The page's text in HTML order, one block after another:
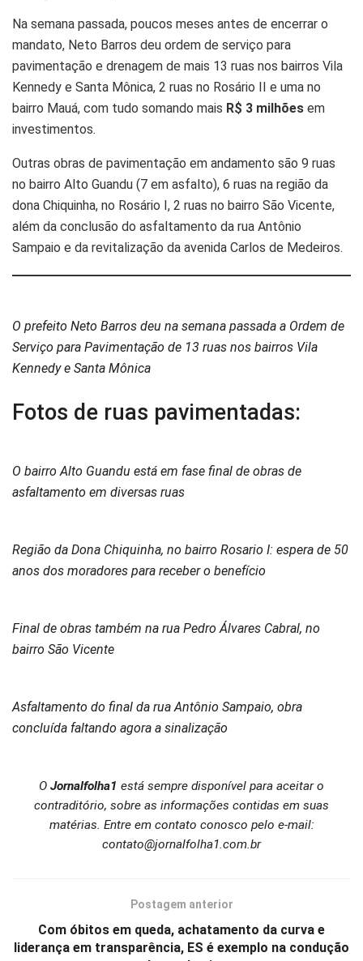
Na semana passada, poucos meses antes de encerrar o
mandato, Neto Barros deu ordem de serviço para
pavimentação e drenagem de mais 13 ruas nos bairros Vila
Kennedy e Santa Mônica, 2 ruas no Rosário II e uma no
bairro Mauá, com tudo somando mais R$ 3 milhões em
investimentos.
Outras obras de pavimentação em andamento são 9 ruas
no bairro Alto Guandu (7 em asfalto), 6 ruas na região da
dona Chiquinha, no Rosário I, 2 ruas no bairro São Vicente,
além da conclusão do asfaltamento da rua Antônio
Sampaio e da revitalização da avenida Carlos de Medeiros.
O prefeito Neto Barros deu na semana passada a Ordem de
Serviço para Pavimentação de 13 ruas nos bairros Vila
Kennedy e Santa Mônica
Fotos de ruas pavimentadas:
O bairro Alto Guandu está em fase final de obras de
asfaltamento em diversas ruas
Região da Dona Chiquinha, no bairro Rosario I: espera de 50
anos dos moradores para receber o benefício
Final de obras também na rua Pedro Álvares Cabral, no
bairro São Vicente
Asfaltamento do final da rua Antônio Sampaio, obra
concluída faltando agora a sinalização
O Jornalfolha1 está sempre disponível para aceitar o
contraditório, sobre as informações contidas em suas
matérias. Entre em contato conosco pelo e-mail:
contato@jornalfolha1.com.br
Postagem anterior
Com óbitos em queda, achatamento da curva e
liderança em transparência, ES é exemplo na condução